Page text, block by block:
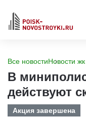
Все новостиНовости
В
действуют
Акция завершена